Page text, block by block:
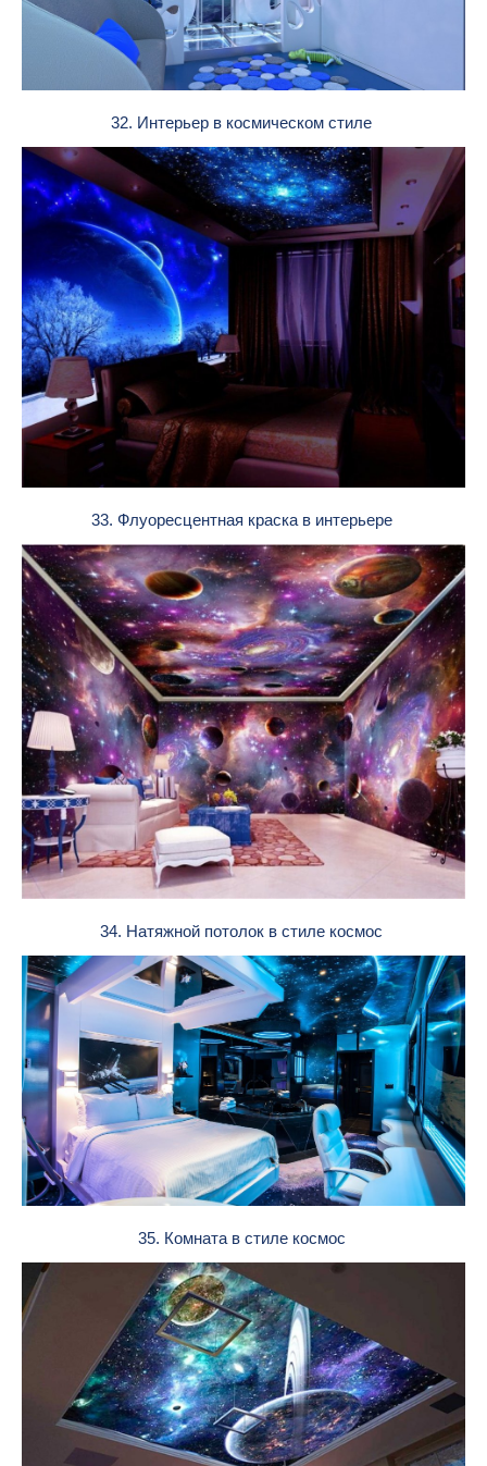
32. Интерьер в космическом стиле
33. Флуоресцентная краска в интерьере
34. Натяжной потолок в стиле космос
35. Комната в стиле космос